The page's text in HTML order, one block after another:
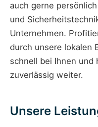
auch gerne
und
Unternehmen.
durch unsere lokalen
schnell bei Ihnen
zuverlässig weiter.
Unsere